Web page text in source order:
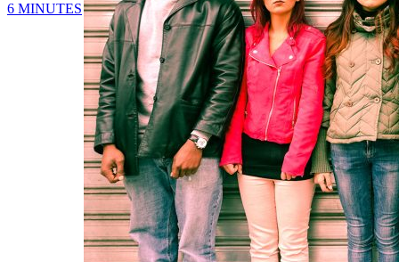
6 MINUTES